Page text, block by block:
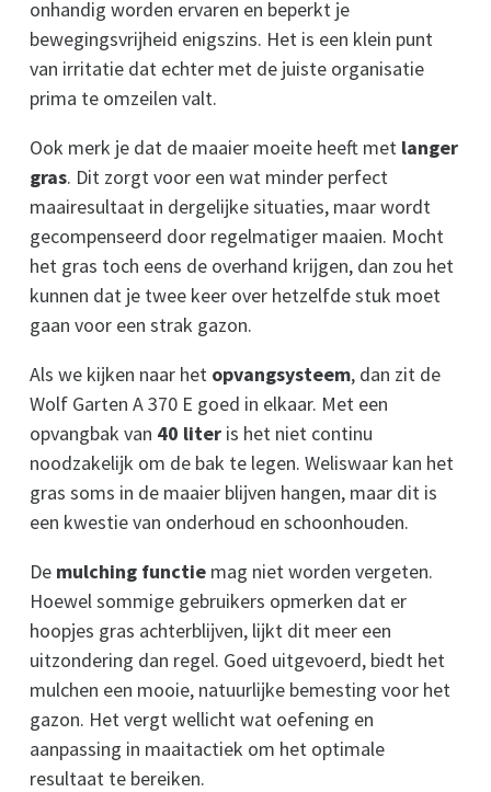
onhandig worden ervaren en beperkt je
bewegingsvrijheid enigszins. Het is een klein punt
van irritatie dat echter met de juiste organisatie
prima te omzeilen valt.
Ook merk je dat de maaier moeite heeft met langer
gras. Dit zorgt voor een wat minder perfect
maairesultaat in dergelijke situaties, maar wordt
gecompenseerd door regelmatiger maaien. Mocht
het gras toch eens de overhand krijgen, dan zou het
kunnen dat je twee keer over hetzelfde stuk moet
gaan voor een strak gazon.
Als we kijken naar het opvangsysteem, dan zit de
Wolf Garten A 370 E goed in elkaar. Met een
opvangbak van 40 liter is het niet continu
noodzakelijk om de bak te legen. Weliswaar kan het
gras soms in de maaier blijven hangen, maar dit is
een kwestie van onderhoud en schoonhouden.
De mulching functie mag niet worden vergeten.
Hoewel sommige gebruikers opmerken dat er
hoopjes gras achterblijven, lijkt dit meer een
uitzondering dan regel. Goed uitgevoerd, biedt het
mulchen een mooie, natuurlijke bemesting voor het
gazon. Het vergt wellicht wat oefening en
aanpassing in maaitactiek om het optimale
resultaat te bereiken.